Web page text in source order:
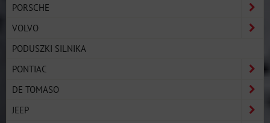
PORSCHE
VOLVO
PODUSZKI SILNIKA
PONTIAC
DE TOMASO
JEEP